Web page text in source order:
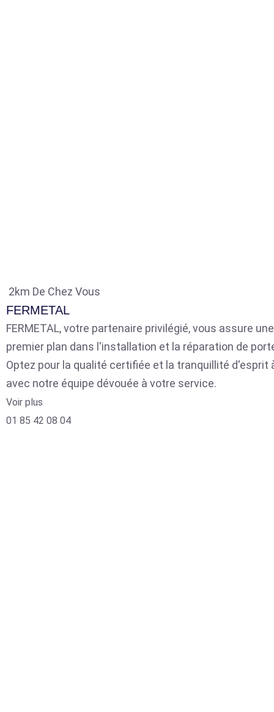
2km De Chez Vous
FERMETAL
FERMETAL, votre partenaire privilégié, vous assure
premier plan dans l'installation et la réparation de
Optez pour la qualité certifiée et la tranquillité d'esprit
avec notre équipe dévouée à votre service.
Voir plus
01 85 42 08 04